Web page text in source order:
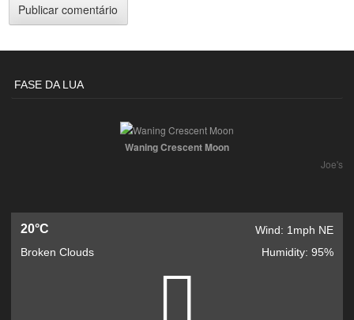
FASE DA LUA
Waning Crescent Moon
Joe's
20°C
Wind: 1mph NE
Broken Clouds
Humidity: 95%